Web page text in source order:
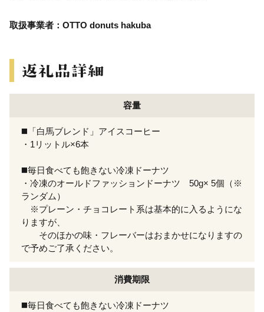
取扱事業者：OTTO donuts hakuba
容量
◼️「白馬ブレンド」アイスコーヒー
・1リットル×6本
◼️毎日食べても飽きない冷凍ドーナツ
・冷凍のオールドファッションドーナツ 50g× 5個（※
ランダム）
※プレーン・チョコレート系は基本的に入るようにな
りますが、
そのほかの味・フレーバーはおまかせになりますの
で予めご了承ください。
消費期限
◼️毎日食べても飽きない冷凍ドーナツ